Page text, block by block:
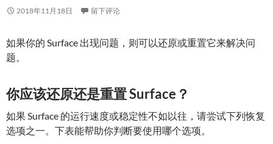
2018年11月18日 留下评论
如果你的 Surface 出现问题，则可以还原或重置它来解决问
题。
你应该还原还是重置 Surface？
如果 Surface 的运行速度或稳定性不如以往，请尝试下列恢复
选项之一。下表能帮助你判断要使用哪个选项。